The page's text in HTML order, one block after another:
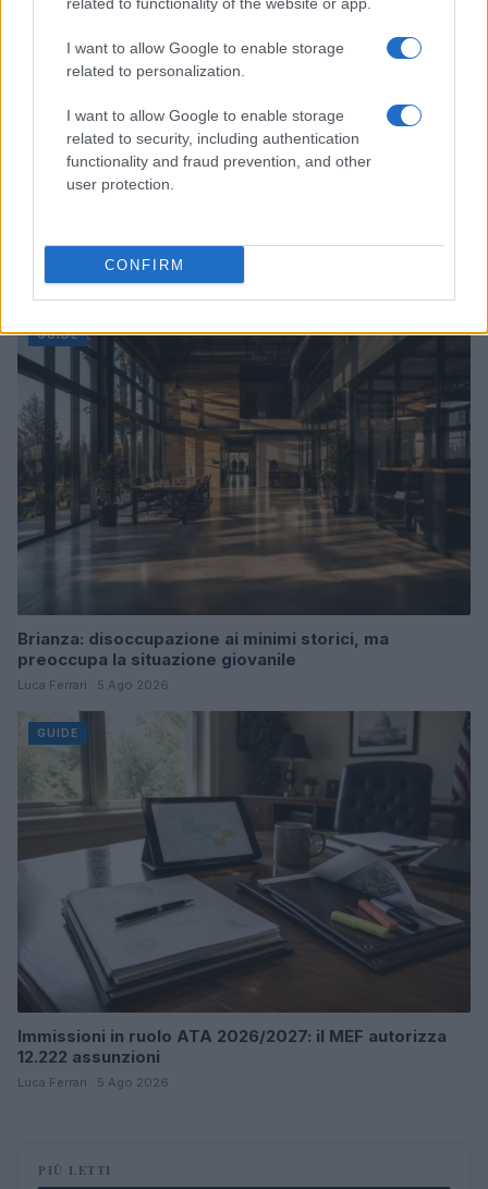
I want to allow Google to enable storage
related to personalization.
I want to allow Google to enable storage
related to security, including authentication
functionality and fraud prevention, and other
user protection.
CONFIRM
Lavoro e vacanza: Napoli settima al mondo per il
workcation
Luca Ferrari · 5 Ago 2026
GUIDE
Brianza: disoccupazione ai minimi storici, ma
preoccupa la situazione giovanile
Luca Ferrari · 5 Ago 2026
GUIDE
Immissioni in ruolo ATA 2026/2027: il MEF autorizza
12.222 assunzioni
Luca Ferrari · 5 Ago 2026
PIÙ LETTI